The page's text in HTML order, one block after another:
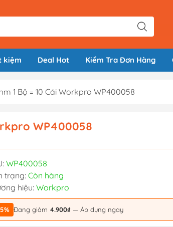
kiệm Deal Hot Kiểm Tra Đơn Hàng
1 Bộ = 10 Cái Workpro WP400058
WP400058
WP400058
trạng: Còn hàng
hiệu: Workpro
Đang giảm 4.900₫ — Áp dụng ngay